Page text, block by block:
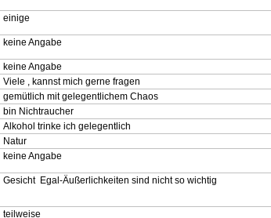
einige
keine Angabe
keine Angabe
Viele , kannst mich gerne fragen
gemütlich mit gelegentlichem Chaos
bin Nichtraucher
Alkohol trinke ich gelegentlich
Natur
keine Angabe
Gesicht Egal-Äußerlichkeiten sind nicht so wichtig
teilweise